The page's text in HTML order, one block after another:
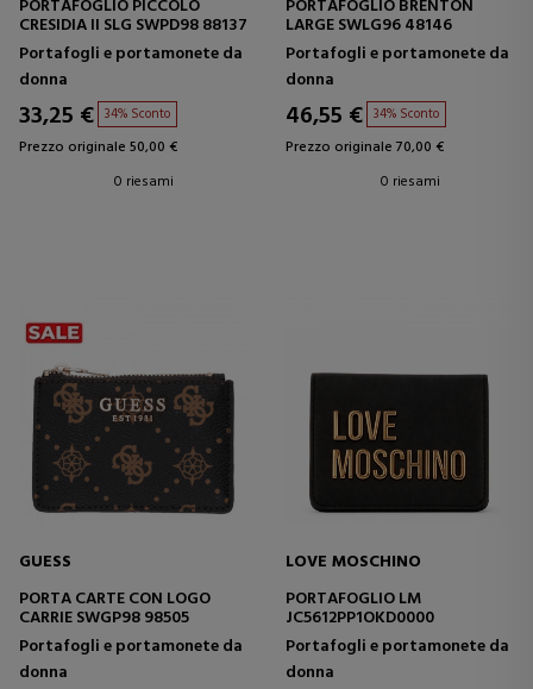
PORTAFOGLIO PICCOLO
CRESIDIA II SLG SWPD98 88137
Portafogli e portamonete da
donna
33,25 € 34% Sconto
Prezzo originale 50,00 €
0 riesami
PORTAFOGLIO BRENTON
LARGE SWLG96 48146
Portafogli e portamonete da
donna
46,55 € 34% Sconto
Prezzo originale 70,00 €
0 riesami
GUESS
PORTA CARTE CON LOGO
CARRIE SWGP98 98505
Portafogli e portamonete da
donna
LOVE MOSCHINO
PORTAFOGLIO LM
JC5612PP1OKD0000
Portafogli e portamonete da
donna